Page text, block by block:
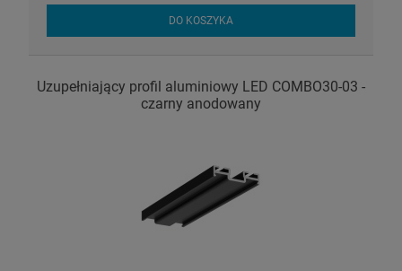
DO KOSZYKA
Uzupełniający profil aluminiowy LED COMBO30-03 -
czarny anodowany